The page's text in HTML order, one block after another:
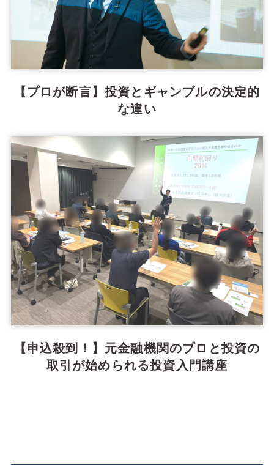
【プロが断言】投資とギャンブルの決定的
な違い
【申込殺到！】元金融機関のプロと投資の
取引が始められる投資入門講座